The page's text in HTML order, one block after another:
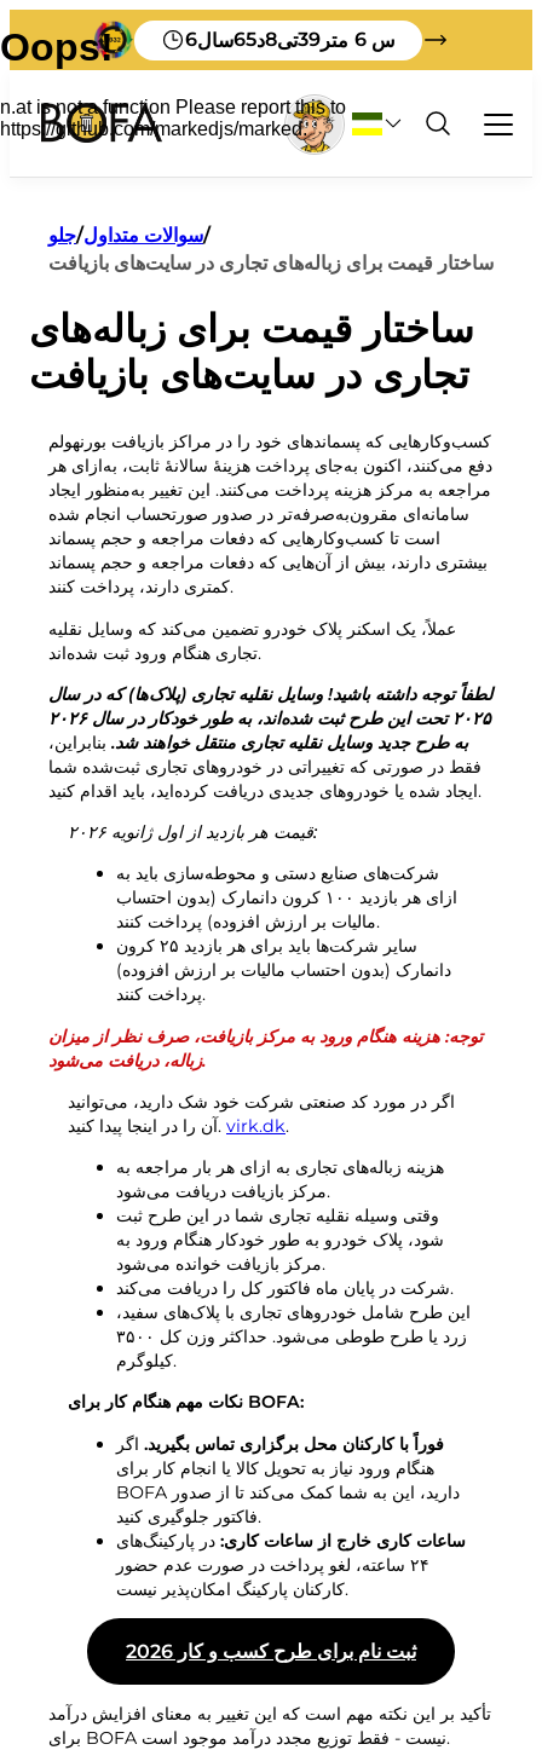
6سال65د8تی39 متر 6 س
مرتب سازی
طرح های زباله
دستورالعمل های مرتب سازی
این اتفاقی است که برای زباله های شما می افتد
ما در مرتب کردن خیلی خوب هستیم
زباله های حجیم
کمپوست
درباره
ساعات کار
تعرفه زباله (خصوصی)
پیوند به مقررات زمین BRK
راهنمایی AT
مقررات مربوط به پسماند
سلف سرویس
سلف سرویس
پورتال زباله
خالی کردن تقویم و غیره
دستورالعمل های مرتب سازی
شغل
سلف سرویس
نرخ زباله برای مشاغل
هزینه تولیدکننده
گزارش زباله برای دفن زباله
مقررات مربوط به پسماند
قوانین پایه
توریست
چگونه زباله های خود را در Bornholm دفع کنیم
مواد چاپی به زبان انگلیسی
مواد چاپی به زبان آلمانی
درباره BOFA
درباره ما
آموزش
قفسه مجله
کارکنان
ساعات کار
با ما تماس بگیرید
جای خالی‌ها
شرکت BOFA
زباله های من
جلو/سوالات متداول/
ساختار قیمت برای زباله‌های تجاری در سایت‌های بازیافت
ساختار قیمت برای زباله‌های
تجاری در سایت‌های بازیافت
کسب‌وکارهایی که پسماندهای خود را در مراکز بازیافت بورنهولم
دفع می‌کنند، اکنون به‌جای پرداخت هزینهٔ سالانهٔ ثابت، به‌ازای هر
مراجعه به مرکز هزینه پرداخت می‌کنند. این تغییر به‌منظور ایجاد
سامانه‌ای مقرون‌به‌صرفه‌تر در صدور صورتحساب انجام شده
است تا کسب‌وکارهایی که دفعات مراجعه و حجم پسماند
بیشتری دارند، بیش از آن‌هایی که دفعات مراجعه و حجم پسماند
کمتری دارند، پرداخت کنند.
عملاً، یک اسکنر پلاک خودرو تضمین می‌کند که وسایل نقلیه
تجاری هنگام ورود ثبت شده‌اند.
لطفاً توجه داشته باشید! وسایل نقلیه تجاری (پلاک‌ها) که در سال
۲۰۲۵ تحت این طرح ثبت شده‌اند، به طور خودکار در سال ۲۰۲۶
به طرح جدید وسایل نقلیه تجاری منتقل خواهند شد. بنابراین،
فقط در صورتی که تغییراتی در خودروهای تجاری ثبت‌شده شما
ایجاد شده یا خودروهای جدیدی دریافت کرده‌اید، باید اقدام کنید.
قیمت هر بازدید از اول ژانویه ۲۰۲۶:
شرکت‌های صنایع دستی و محوطه‌سازی باید به
ازای هر بازدید ۱۰۰ کرون دانمارک (بدون احتساب
مالیات بر ارزش افزوده) پرداخت کنند.
سایر شرکت‌ها باید برای هر بازدید ۲۵ کرون
دانمارک (بدون احتساب مالیات بر ارزش افزوده)
پرداخت کنند.
توجه: هزینه هنگام ورود به مرکز بازیافت، صرف نظر از میزان
زباله، دریافت می‌شود.
اگر در مورد کد صنعتی شرکت خود شک دارید، می‌توانید
آن را در اینجا پیدا کنید. virk.dk.
هزینه زباله‌های تجاری به ازای هر بار مراجعه به
مرکز بازیافت دریافت می‌شود.
وقتی وسیله نقلیه تجاری شما در این طرح ثبت
شود، پلاک خودرو به طور خودکار هنگام ورود به
مرکز بازیافت خوانده می‌شود.
شرکت در پایان ماه فاکتور کل را دریافت می‌کند.
این طرح شامل خودروهای تجاری با پلاک‌های سفید،
زرد یا طرح طوطی می‌شود. حداکثر وزن کل ۳۵۰۰
کیلوگرم.
نکات مهم هنگام کار برای BOFA:
فوراً با کارکنان محل برگزاری تماس بگیرید. اگر
هنگام ورود نیاز به تحویل کالا یا انجام کار برای
BOFA دارید، این به شما کمک می‌کند تا از صدور
فاکتور جلوگیری کنید.
ساعات کاری خارج از ساعات کاری: در پارکینگ‌های
۲۴ ساعته، لغو پرداخت در صورت عدم حضور
کارکنان پارکینگ امکان‌پذیر نیست.
ثبت نام برای طرح کسب و کار 2026
تأکید بر این نکته مهم است که این تغییر به معنای افزایش درآمد
برای BOFA نیست - فقط توزیع مجدد درآمد موجود است.